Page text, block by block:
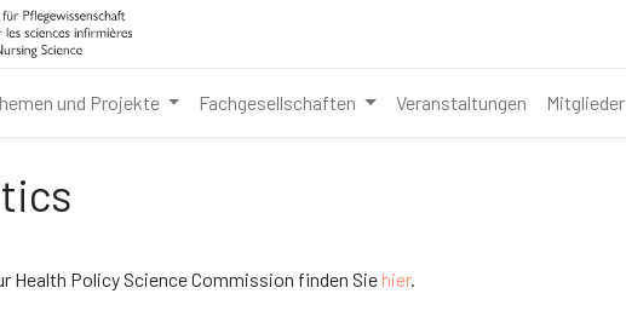
und Projekte Fachgesellschaften Veranstaltungen Mitglieder
Health Policy Science Commission finden Sie hier.